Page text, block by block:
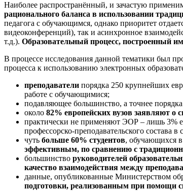
Наиболее распространённый, и зачастую
рационального баланса в использовании
педагога с обучающимся, однако приоритет
видеоконференций), так и асинхронное
т.д.). Образовательный процесс, построенный
В процессе исследования данной тематики был
процесса к использованию электронных
преподаватели порядка 250 крупнейших
работе с обучающимися;
подавляющее большинство, а точнее порядка
около 82% европейских вузов заявляют о
практически не применяют ЭОР – лишь 3%
профессорско-преподавательского состава
чуть больше 60% студентов, обучающихся
эффективным, по сравнению с
большинство руководителей
качество взаимодействия между
данные, опубликованные Министерством
подготовки, реализованным при помощи